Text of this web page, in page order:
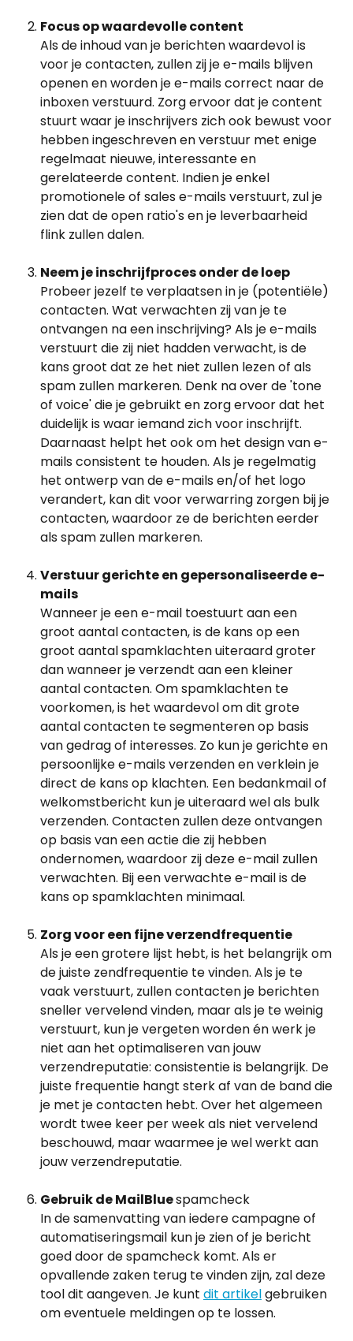
Focus op waardevolle content
Als de inhoud van je berichten waardevol is
voor je contacten, zullen zij je e-mails blijven
openen en worden je e-mails correct naar de
inboxen verstuurd. Zorg ervoor dat je content
stuurt waar je inschrijvers zich ook bewust voor
hebben ingeschreven en verstuur met enige
regelmaat nieuwe, interessante en
gerelateerde content. Indien je enkel
promotionele of sales e-mails verstuurt, zul je
zien dat de open ratio's en je leverbaarheid
flink zullen dalen.
Neem je inschrijfproces onder de loep
Probeer jezelf te verplaatsen in je (potentiële)
contacten. Wat verwachten zij van je te
ontvangen na een inschrijving? Als je e-mails
verstuurt die zij niet hadden verwacht, is de
kans groot dat ze het niet zullen lezen of als
spam zullen markeren. Denk na over de 'tone
of voice' die je gebruikt en zorg ervoor dat het
duidelijk is waar iemand zich voor inschrijft.
Daarnaast helpt het ook om het design van e-
mails consistent te houden. Als je regelmatig
het ontwerp van de e-mails en/of het logo
verandert, kan dit voor verwarring zorgen bij je
contacten, waardoor ze de berichten eerder
als spam zullen markeren.
Verstuur gerichte en gepersonaliseerde e-
mails
Wanneer je een e-mail toestuurt aan een
groot aantal contacten, is de kans op een
groot aantal spamklachten uiteraard groter
dan wanneer je verzendt aan een kleiner
aantal contacten. Om spamklachten te
voorkomen, is het waardevol om dit grote
aantal contacten te segmenteren op basis
van gedrag of interesses. Zo kun je gerichte en
persoonlijke e-mails verzenden en verklein je
direct de kans op klachten. Een bedankmail of
welkomstbericht kun je uiteraard wel als bulk
verzenden. Contacten zullen deze ontvangen
op basis van een actie die zij hebben
ondernomen, waardoor zij deze e-mail zullen
verwachten. Bij een verwachte e-mail is de
kans op spamklachten minimaal.
Zorg voor een fijne verzendfrequentie
Als je een grotere lijst hebt, is het belangrijk om
de juiste zendfrequentie te vinden. Als je te
vaak verstuurt, zullen contacten je berichten
sneller vervelend vinden, maar als je te weinig
verstuurt, kun je vergeten worden én werk je
niet aan het optimaliseren van jouw
verzendreputatie: consistentie is belangrijk. De
juiste frequentie hangt sterk af van de band die
je met je contacten hebt. Over het algemeen
wordt twee keer per week als niet vervelend
beschouwd, maar waarmee je wel werkt aan
jouw verzendreputatie.
Gebruik de MailBlue spamcheck
In de samenvatting van iedere campagne of
automatiseringsmail kun je zien of je bericht
goed door de spamcheck komt. Als er
opvallende zaken terug te vinden zijn, zal deze
tool dit aangeven. Je kunt dit artikel gebruiken
om eventuele meldingen op te lossen.